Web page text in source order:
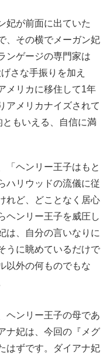
妃が前面に出ていた
、その横でメーガン妃
ンゲージの専門家は
さな手振りを加え
メリカに移住して1年
アメリカナイズされて
もいえる、自信に満
「ヘンリー王子はもと
ハリウッドの流儀に従
れど、どことなく居心
ヘンリー王子を威圧し
は、自分の言いなりに
うに眺めているだけで
以外の何ものでもな
ヘンリー王子の母であ
ナ妃は、今回の『メグ
はずです。ダイアナ妃